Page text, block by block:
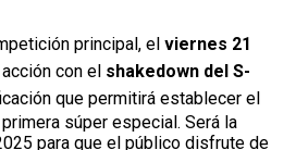
principal, el viernes 21
con el shakedown del S-
que permitirá establecer el
súper especial. Será la
para que el público disfrute de